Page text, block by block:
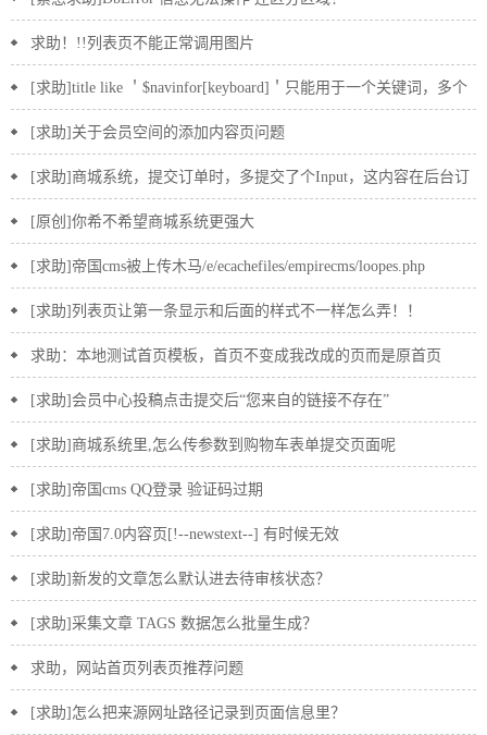
求助！!!列表页不能正常调用图片
[求助]title like ＇$navinfor[keyboard]＇只能用于一个关键词，多个
怎么用
[求助]关于会员空间的添加内容页问题
[求助]商城系统，提交订单时，多提交了个Input，这内容在后台订
单哪里呢
[原创]你希不希望商城系统更强大
[求助]帝国cms被上传木马/e/ecachefiles/empirecms/loopes.php
[求助]列表页让第一条显示和后面的样式不一样怎么弄！！
求助：本地测试首页模板，首页不变成我改成的页而是原首页
[求助]会员中心投稿点击提交后“您来自的链接不存在”
[求助]商城系统里,怎么传参数到购物车表单提交页面呢
[求助]帝国cms QQ登录 验证码过期
[求助]帝国7.0内容页[!--newstext--] 有时候无效
[求助]新发的文章怎么默认进去待审核状态？
[求助]采集文章 TAGS 数据怎么批量生成？
求助，网站首页列表页推荐问题
[求助]怎么把来源网址路径记录到页面信息里？